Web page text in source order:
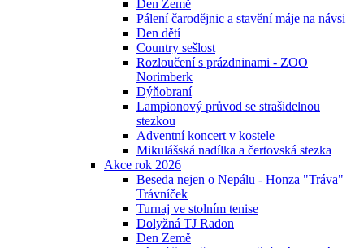
Den Země
Pálení čarodějnic a stavění máje na návsi
Den dětí
Country sešlost
Rozloučení s prázdninami - ZOO
Norimberk
Dýňobraní
Lampionový průvod se strašidelnou
stezkou
Adventní koncert v kostele
Mikulášská nadílka a čertovská stezka
Akce rok 2026
Beseda nejen o Nepálu - Honza "Tráva"
Trávníček
Turnaj ve stolním tenise
Dolyžná TJ Radon
Den Země